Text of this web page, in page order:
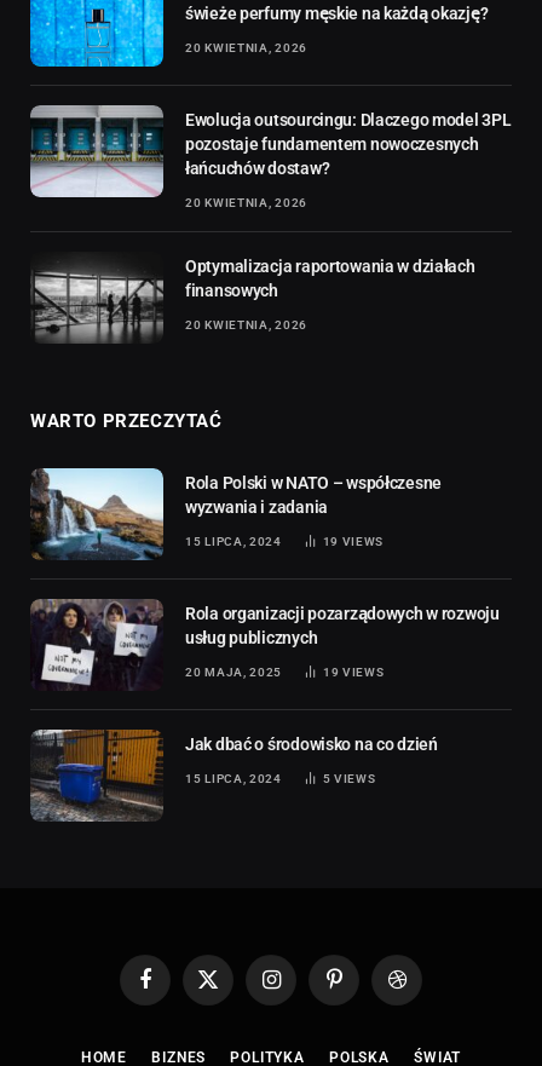
świeże perfumy męskie na każdą okazję?
20 KWIETNIA, 2026
Ewolucja outsourcingu: Dlaczego model 3PL
pozostaje fundamentem nowoczesnych
łańcuchów dostaw?
20 KWIETNIA, 2026
Optymalizacja raportowania w działach
finansowych
20 KWIETNIA, 2026
WARTO PRZECZYTAĆ
Rola Polski w NATO – współczesne
wyzwania i zadania
15 LIPCA, 2024 19 VIEWS
Rola organizacji pozarządowych w rozwoju
usług publicznych
20 MAJA, 2025 19 VIEWS
Jak dbać o środowisko na co dzień
15 LIPCA, 2024 5 VIEWS
FacebookX
InstagramPinterestDribbble
HOME BIZNES POLITYKA POLSKA ŚWIAT